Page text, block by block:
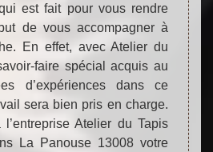
est fait pour vous rendre
de vous accompagner à
En effet, avec Atelier du
faire spécial acquis au
d’expériences dans ce
sera bien pris en charge.
Atelier du Tapis
La Panouse 13008 votre